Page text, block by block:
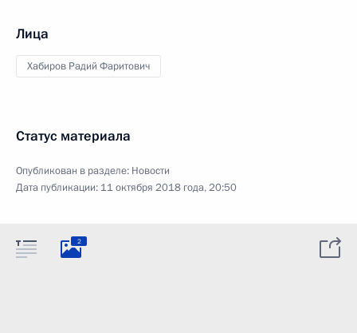
Лица
Хабиров Радий Фаритович
Статус материала
Опубликован в разделе: Новости
Дата публикации: 11 октября 2018 года, 20:50
2